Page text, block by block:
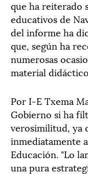
que ha reiterado
educativos de
del informe ha
que, según ha
numerosas
material
Por I-E Txema
Gobierno si ha
verosimilitud, ya
inmediatamente
Educación. "Lo
una pura